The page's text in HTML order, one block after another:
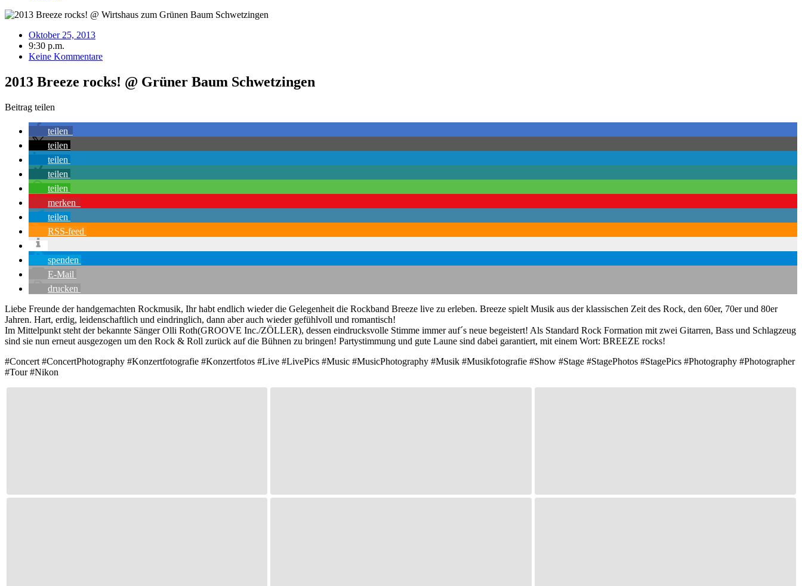
Oktober 25, 2013
9:30 p.m.
Keine Kommentare
2013 Breeze rocks! @ Grüner Baum Schwetzingen
Beitrag teilen
teilen
teilen
teilen
teilen
teilen
merken
teilen
RSS-feed
spenden
E-Mail
drucken
Liebe Freunde der handgemachten Rockmusik, Ihr habt endlich wieder die Gelegenheit die Rockband Breeze live zu erleben. Breeze spielt Musik aus der klassischen Zeit des Rock, den 60er, 70er und 80er
Jahren. Hart, erdig, leidenschaftlich und eindringlich, dann aber auch wieder gefühlvoll und romantisch!
Im Mittelpunkt steht der bekannte Sänger Olli Roth(GROOVE Inc./ZÖLLER), dessen eindrucksvolle Stimme immer auf´s neue begeistert! Als Standard Rock Formation mit zwei Gitarren, Bass und Schlagzeug
sind sie nun erneut ausgezogen um den Rock & Roll zurück auf die Bühnen zu bringen! Partystimmung und gute Laune sind dabei garantiert, mit einem Wort: BREEZE rocks!
#Concert #ConcertPhotography #Konzertfotografie #Konzertfotos #Live #LivePics #Music #MusicPhotography #Musik #Musikfotografie #Show #Stage #StagePhotos #StagePics #Photography #Photographer
#Tour #Nikon